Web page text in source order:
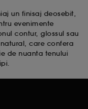
un finisaj deosebit,
evenimente
contur, glossul sau
care confera
de nuanta tenului